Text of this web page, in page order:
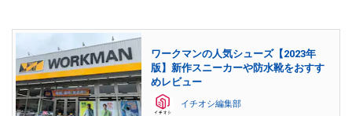
ワークマンの人気シューズ【2023年
版】新作スニーカーや防水靴をおすす
めレビュー
イチオシ編集部